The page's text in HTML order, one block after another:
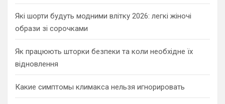
Які шорти будуть модними влітку 2026: легкі жіночі
образи зі сорочками
Як працюють шторки безпеки та коли необхідне їх
відновлення
Какие симптомы климакса нельзя игнорировать